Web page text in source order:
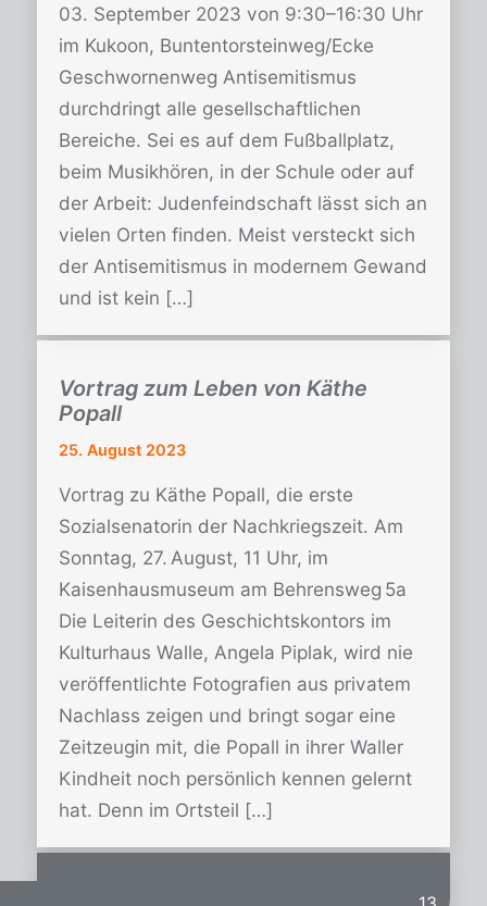
03. September 2023 von 9:30–16:30 Uhr
im Kukoon, Buntentorsteinweg/Ecke
Geschwornenweg Antisemitismus
durchdringt alle gesellschaftlichen
Bereiche. Sei es auf dem Fußballplatz,
beim Musikhören, in der Schule oder auf
der Arbeit: Judenfeindschaft lässt sich an
vielen Orten finden. Meist versteckt sich
der Antisemitismus in modernem Gewand
und ist kein […]
Vortrag zum Leben von Käthe
Popall
25. August 2023
Vortrag zu Käthe Popall, die erste
Sozialsenatorin der Nachkriegszeit. Am
Sonntag, 27. August, 11 Uhr, im
Kaisenhausmuseum am Behrensweg 5a
Die Leiterin des Geschichtskontors im
Kulturhaus Walle, Angela Piplak, wird nie
veröffentlichte Fotografien aus privatem
Nachlass zeigen und bringt sogar eine
Zeitzeugin mit, die Popall in ihrer Waller
Kindheit noch persönlich kennen gelernt
hat. Denn im Ortsteil […]